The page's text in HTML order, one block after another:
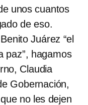
unos cuantos
de eso.
Juárez “el
paz”, hagamos
Claudia
Gobernación,
no les dejen